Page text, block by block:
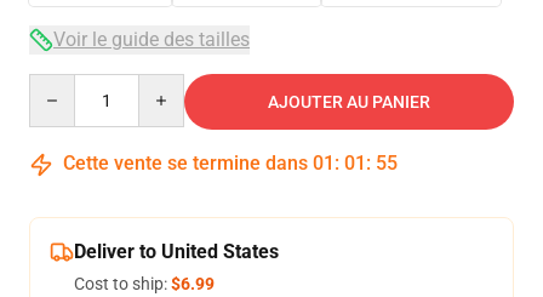
Voir le guide des tailles
AJOUTER AU PANIER
Cette vente se termine dans 01 : 01 : 54
Deliver to United States
Cost to ship:$6.99